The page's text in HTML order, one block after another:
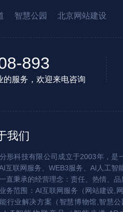
智慧公园 北京网站建设
893
的服务，欢迎来电咨询
我们
形科技有限公司成立于2003年，是
互联网服务、WEB3服务、AI人工智
直秉承的经营理念：责任、热情、品
务范围：AI互联网服务（网站建设,
行业解决方案（智慧博物馆,智慧